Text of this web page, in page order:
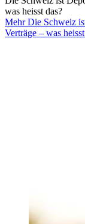
was heisst das?
Mehr Die Schweiz
Verträge – was